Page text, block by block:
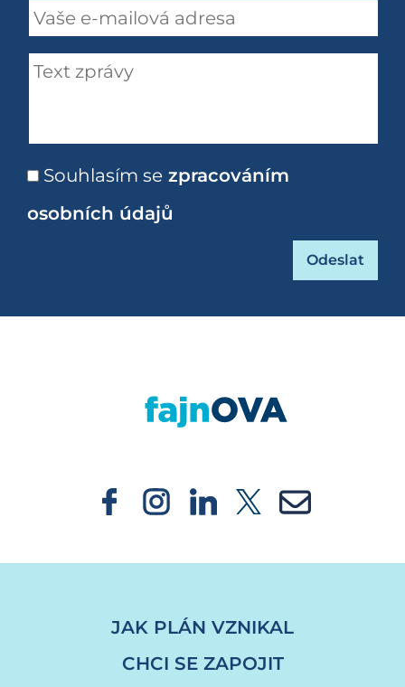
Souhlasím se zpracováním
osobních údajů
JAK PLÁN VZNIKAL
CHCI SE ZAPOJIT